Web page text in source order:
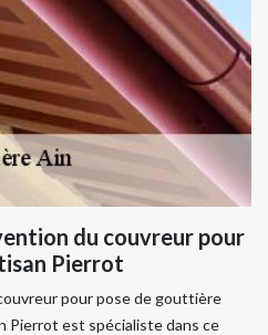
du couvreur pour
Pierrot
pour pose de gouttière
Pierrot est spécialiste dans ce